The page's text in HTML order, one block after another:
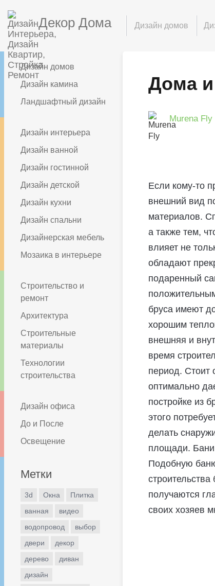
Декор Дома Дизайн домов
Дизайн домов
Дизайн камина
Ландшафтный дизайн
Дизайн интерьера
Дизайн ванной
Дизайн гостинной
Дизайн детской
Дизайн кухни
Дизайн спальни
Дизайнерская мебель
Мозаика в интерьере
Строительство и
ремонт
Архитектура
Строительные
материалы
Технологии
строительства
Дизайн офиса
До и После
Освещение
Метки
3d Окна
Плитка
ванная
видео
водопровод
выбор
двери
декор
дерево
диван
дизайн
Дома и
Murena Fly
Если кому-то
внешний вид
материалов.
а также тем,
влияет не
обладают
подаренный
бруса имеют
хорошим
внешняя и
время
период. Стоит
оптимально
постройке из
этого
делать
площади. Бани
Подобную
получаются
своих хозяев